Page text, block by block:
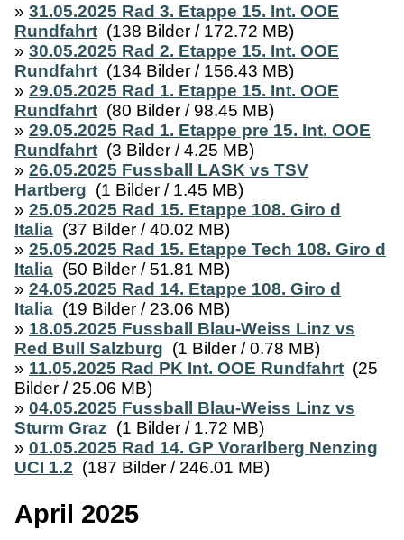
» 31.05.2025 Rad 3. Etappe 15. Int. OOE
Rundfahrt (138 Bilder / 172.72 MB)
» 30.05.2025 Rad 2. Etappe 15. Int. OOE
Rundfahrt (134 Bilder / 156.43 MB)
» 29.05.2025 Rad 1. Etappe 15. Int. OOE
Rundfahrt (80 Bilder / 98.45 MB)
» 29.05.2025 Rad 1. Etappe pre 15. Int. OOE
Rundfahrt (3 Bilder / 4.25 MB)
» 26.05.2025 Fussball LASK vs TSV
Hartberg (1 Bilder / 1.45 MB)
» 25.05.2025 Rad 15. Etappe 108. Giro d
Italia (37 Bilder / 40.02 MB)
» 25.05.2025 Rad 15. Etappe Tech 108. Giro d
Italia (50 Bilder / 51.81 MB)
» 24.05.2025 Rad 14. Etappe 108. Giro d
Italia (19 Bilder / 23.06 MB)
» 18.05.2025 Fussball Blau-Weiss Linz vs
Red Bull Salzburg (1 Bilder / 0.78 MB)
» 11.05.2025 Rad PK Int. OOE Rundfahrt (25
Bilder / 25.06 MB)
» 04.05.2025 Fussball Blau-Weiss Linz vs
Sturm Graz (1 Bilder / 1.72 MB)
» 01.05.2025 Rad 14. GP Vorarlberg Nenzing
UCI 1.2 (187 Bilder / 246.01 MB)
April 2025